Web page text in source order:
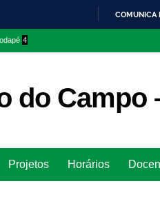
O
COMUNICA
4
do Campo
para
Projetos Horários